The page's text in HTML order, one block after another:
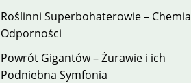
Roślinni Superbohaterowie – Chemia
Odporności
Powrót Gigantów – Żurawie i ich
Podniebna Symfonia